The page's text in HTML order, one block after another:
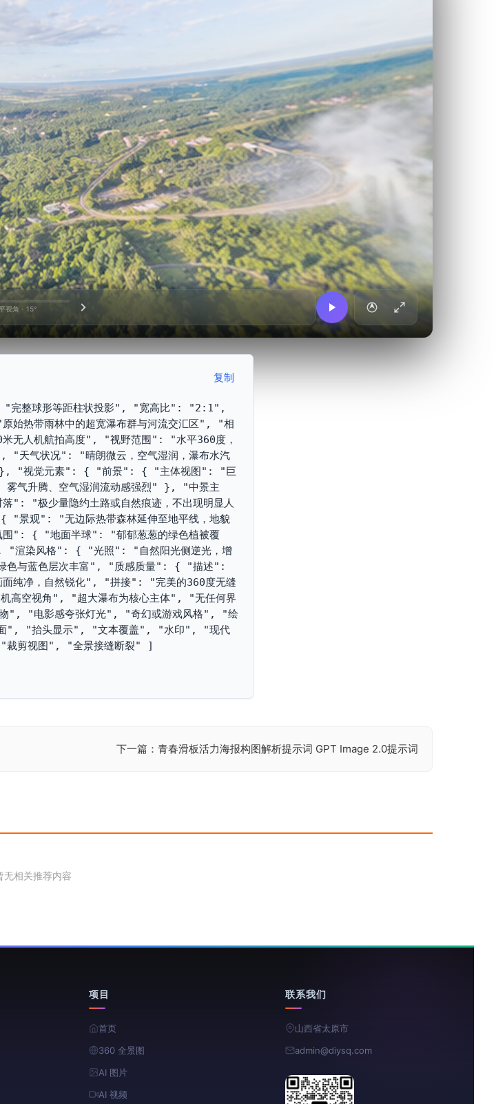
视角 · 15°
复制
整球形等距柱状投影", "宽高比": "2:1",
带雨林中的超宽瀑布群与河流交汇区", "相
无人机航拍高度", "视野范围": "水平360度，
"天气状况": "晴朗微云，空气湿润，瀑布水汽
" }, "视觉元素": { "前景": { "主体视图": "巨
雾气升腾、空气湿润流动感强烈" }, "中景主
"极少量隐约土路或自然痕迹，不出现明显人
观": "无边际热带森林延伸至地平线，地貌
": { "地面半球": "郁郁葱葱的绿色植被覆
"渲染风格": { "光照": "自然阳光侧逆光，增
绿色与蓝色层次丰富", "质感质量": { "描述":
面纯净，自然锐化", "拼接": "完美的360度无缝
视角", "超大瀑布为核心主体", "无任何界
"电影感夸张灯光", "奇幻或游戏风格", "绘
", "抬头显示", "文本覆盖", "水印", "现代
剪视图", "全景接缝断裂" ]
下一篇：青春滑板活力海报构图解析提示词 GPT Image 2.0提示词
无相关推荐内容
项目
首页
360 全景图
AI 图片
AI 视频
联系我们
山西省太原市
admin@diysq.com